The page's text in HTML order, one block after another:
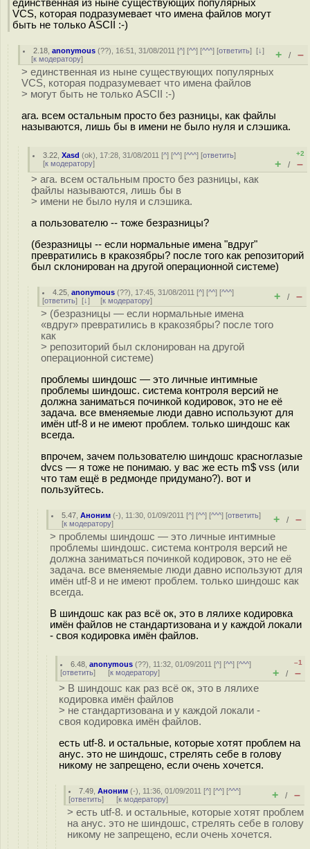
единственная из ныне существующих популярных
VCS, которая подразумевает что имена файлов могут
быть не только ASCII :-)
2.18 ,anonymous (??), 16:51, 31/08/2011 [^] [^^] [^^^] [ответить][↓]
[к модератору] + / –
> единственная из ныне существующих популярных
VCS, которая подразумевает что имена файлов
> могут быть не только ASCII :-)
ага. всем остальным просто без разницы, как файлы
называются, лишь бы в имени не было нуля и слэшика.
3.22 ,Xasd (ok), 17:28, 31/08/2011 [^] [^^] [^^^] [ответить]
[к модератору]
+2
+ / –
> ага. всем остальным просто без разницы, как
файлы называются, лишь бы в
> имени не было нуля и слэшика.
а пользователю -- тоже безразницы?
(безразницы -- если нормальные имена "вдруг"
превратились в кракозябры? после того как репозиторий
был склонирован на другой операционной системе)
4.25 ,anonymous (??), 17:45, 31/08/2011 [^] [^^] [^^^]
[ответить] [↓] [к модератору] + / –
> (безразницы — если нормальные имена
«вдруг» превратились в кракозябры? после того
как
> репозиторий был склонирован на другой
операционной системе)
проблемы шиндошс — это личные интимные
проблемы шиндошс. система контроля версий не
должна заниматься починкой кодировок, это не её
задача. все вменяемые люди давно используют для
имён utf-8 и не имеют проблем. только шиндошс как
всегда.
впрочем, зачем пользователю шиндошс красноглазые
dvcs — я тоже не понимаю. у вас же есть m$ vss (или
что там ещё в редмонде придумано?). вот и
пользуйтесь.
5.47 ,Аноним (-), 11:30, 01/09/2011 [^] [^^] [^^^] [ответить]
[к модератору] + / –
> проблемы шиндошс — это личные интимные
проблемы шиндошс. система контроля версий не
должна заниматься починкой кодировок, это не её
задача. все вменяемые люди давно используют для
имён utf-8 и не имеют проблем. только шиндошс как
всегда.
В шиндошс как раз всё ок, это в лялихе кодировка
имён файлов не стандартизована и у каждой локали
- своя кодировка имён файлов.
6.48 ,anonymous (??), 11:32, 01/09/2011 [^] [^^] [^^^]
[ответить] [к модератору]
–1
+ / –
> В шиндошс как раз всё ок, это в лялихе
кодировка имён файлов
> не стандартизована и у каждой локали -
своя кодировка имён файлов.
есть utf-8. и остальные, которые хотят проблем на
анус. это не шиндошс, стрелять себе в голову
никому не запрещено, если очень хочется.
7.49 ,Аноним (-), 11:36, 01/09/2011 [^] [^^] [^^^]
[ответить] [к модератору] + / –
> есть utf-8. и остальные, которые хотят проблем
на анус. это не шиндошс, стрелять себе в голову
никому не запрещено, если очень хочется.